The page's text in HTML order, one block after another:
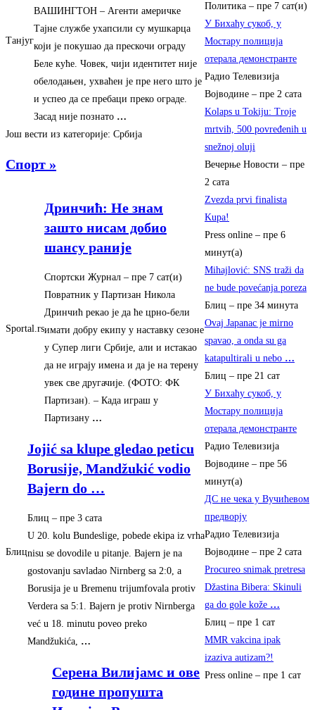
Танјуг
ВAШИНГTOН – Aгенти америчке
Tаjне службе ухапсили су мушкарца
коjи jе покушао да прескочи ограду
Беле куће. Човек, чиjи идентитет ниjе
обелодањен, ухваћен jе пре него што jе
и успео да се пребаци преко ограде.
Засад ниjе познато …
Још вести из категорије: Србија
Спорт »
Sportal.rs
Дринчић: Не знам
зашто нисам добио
шансу раније
Спортски Журнал – ‎пре 7 сат(и)‎
Повратник у Партизан Никола
Дринчић рекао је да ће црно-бели
имати добру екипу у наставку сезоне
у Супер лиги Србије, али и истакао
да не играју имена и да је на терену
увек све другачије. (ФОТО: ФК
Партизан). – Када играш у
Партизану …
Блиц
Jojić sa klupe gledao peticu
Borusije, Mandžukić vodio
Bajern do …
Блиц – ‎пре 3 сата‎
U 20. kolu Bundeslige, pobede ekipa iz vrha
nisu se dovodile u pitanje. Bajern je na
gostovanju savladao Nirnberg sa 2:0, a
Borusija je u Bremenu trijumfovala protiv
Verdera sa 5:1. Bajern je protiv Nirnberga
već u 18. minutu poveo preko
Mandžukića, …
Серена Вилијамс и ове
године пропушта
Политика – пре 7 сат(и)
У Бихаћу сукоб, у
Мостару полиција
отерала демонстранте
Радио Телевизија
Војводине – пре 2 сата
Kolaps u Tokiju: Troje
mrtvih, 500 povređenih u
snežnoj oluji
Вечерње Новости – пре
2 сата
Zvezda prvi finalista
Kupa!
Press online – пре 6
минут(а)
Mihajlović: SNS traži da
ne bude povećanja poreza
Блиц – пре 34 минута
Ovaj Japanac je mirno
spavao, a onda su ga
katapultirali u nebo …
Блиц – пре 21 сат
У Бихаћу сукоб, у
Мостару полиција
отерала демонстранте
Радио Телевизија
Војводине – пре 56
минут(а)
ДС не чека у Вучићевом
предворју
Радио Телевизија
Војводине – пре 2 сата
Procureo snimak pretresa
Džastina Bibera: Skinuli
ga do gole kože …
Блиц – пре 1 сат
MMR vakcina ipak
izaziva autizam?!
Press online – пре 1 сат